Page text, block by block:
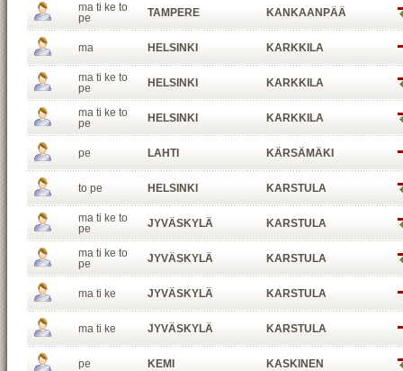
ma ti ke to
pe
TAMPERE KANKAANPÄÄ
ma HELSINKI KARKKILA
ma ti ke to
pe
HELSINKI KARKKILA
ma ti ke to
pe
HELSINKI KARKKILA
pe LAHTI KÄRSÄMÄKI
to pe HELSINKI KARSTULA
ma ti ke to
pe
JYVÄSKYLÄ KARSTULA
ma ti ke to
pe
JYVÄSKYLÄ KARSTULA
ma ti ke JYVÄSKYLÄ KARSTULA
ma ti ke JYVÄSKYLÄ KARSTULA
pe KEMI KASKINEN